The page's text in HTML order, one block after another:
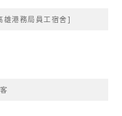
港務局員工宿舍]